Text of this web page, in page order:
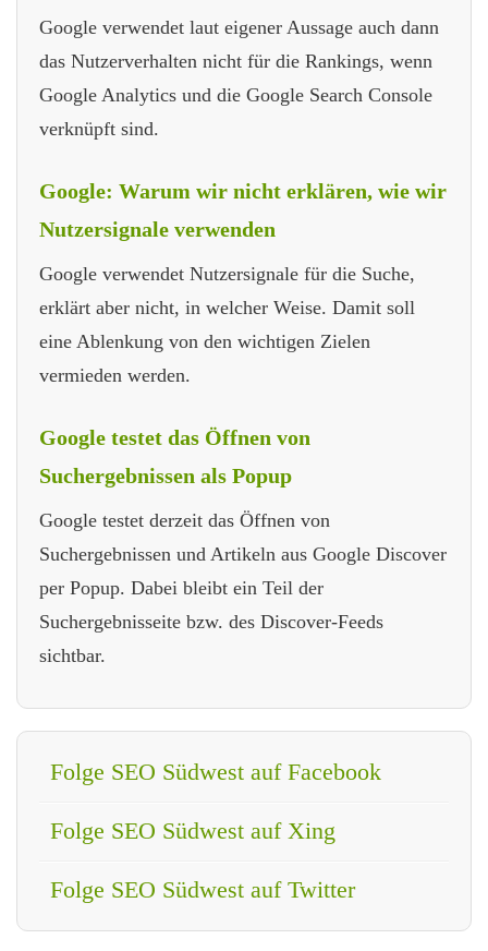
Google verwendet laut eigener Aussage auch dann
das Nutzerverhalten nicht für die Rankings, wenn
Google Analytics und die Google Search Console
verknüpft sind.
Google: Warum wir nicht erklären, wie wir
Nutzersignale verwenden
Google verwendet Nutzersignale für die Suche,
erklärt aber nicht, in welcher Weise. Damit soll
eine Ablenkung von den wichtigen Zielen
vermieden werden.
Google testet das Öffnen von
Suchergebnissen als Popup
Google testet derzeit das Öffnen von
Suchergebnissen und Artikeln aus Google Discover
per Popup. Dabei bleibt ein Teil der
Suchergebnisseite bzw. des Discover-Feeds
sichtbar.
Folge SEO Südwest auf Facebook
Folge SEO Südwest auf Xing
Folge SEO Südwest auf Twitter